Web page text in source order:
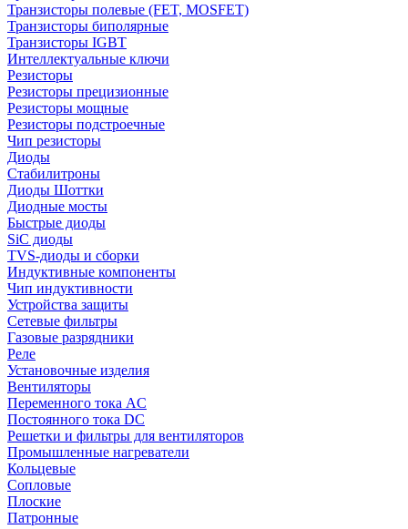
Транзисторы полевые (FET, MOSFET)
Транзисторы биполярные
Транзисторы IGBT
Интеллектуальные ключи
Резисторы
Резисторы прецизионные
Резисторы мощные
Резисторы подстроечные
Чип резисторы
Диоды
Стабилитроны
Диоды Шоттки
Диодные мосты
Быстрые диоды
SiC диоды
TVS-диоды и сборки
Индуктивные компоненты
Чип индуктивности
Устройства защиты
Сетевые фильтры
Газовые разрядники
Реле
Установочные изделия
Вентиляторы
Переменного тока AC
Постоянного тока DC
Решетки и фильтры для вентиляторов
Промышленные нагреватели
Кольцевые
Сопловые
Плоские
Патронные